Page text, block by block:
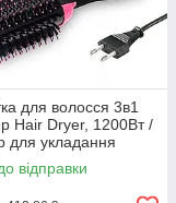
для волосся 3в1
Hair Dryer, 1200Вт /
для укладання
Гребінець
відправки